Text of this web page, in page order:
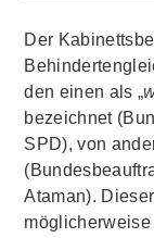
Der
den einen als „
bezeichnet
SPD), von
Ataman).